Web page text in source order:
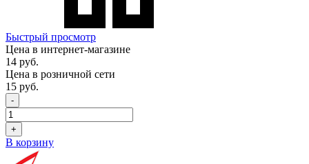
Быстрый просмотр
Цена в интернет-магазине
14 руб.
Цена в розничной сети
15 руб.
-
+
В корзину